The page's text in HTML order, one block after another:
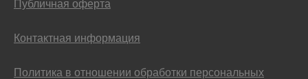
Публичная оферта
Контактная информация
Политика в отношении обработки персональных